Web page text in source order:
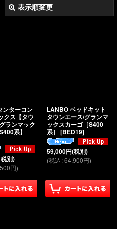
表示順変更
ンターコン
クス【タウ
ランマック
系】
別)
円)
LANBO ベッドキット
タウンエース/グランマ
ックスカーゴ［S400
系］ [BED19]
59,000円(税別)
(税込:64,900円)